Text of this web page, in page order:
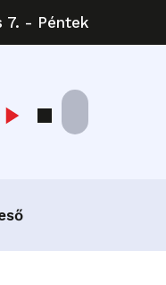
7. - Péntek